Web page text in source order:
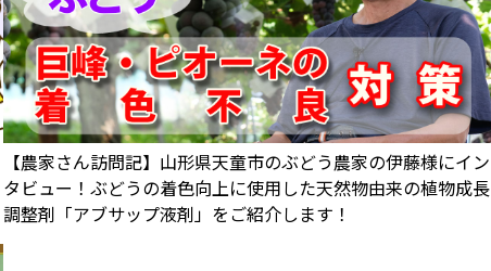
【農家さん訪問記】山形県天童市のぶどう農家の伊藤様にイン
タビュー！ぶどうの着色向上に使用した天然物由来の植物成長
調整剤「アブサップ液剤」をご紹介します！